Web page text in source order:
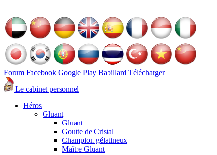
Forum Facebook Google Play Babillard Télécharger
Le cabinet personnel
Héros
Gluant
Gluant
Goutte de Cristal
Champion gélatineux
Maître Gluant